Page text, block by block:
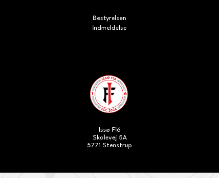
Bestyrelsen
Indmeldelse
Issø F16
Skolevej 5A
5771 Stenstrup